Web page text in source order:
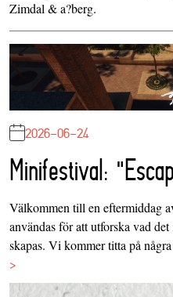
Zimdal & a?berg.
2026-06-24
Minifestival:
Välkommen till en eftermiddag
användas för att utforska vad
skapas. Vi kommer titta på
>